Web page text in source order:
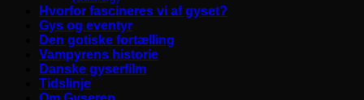
Hvorfor fascineres vi af gyset?
Gys og eventyr
Den gotiske fortælling
Vampyrens historie
Danske gyserfilm
Tidslinje